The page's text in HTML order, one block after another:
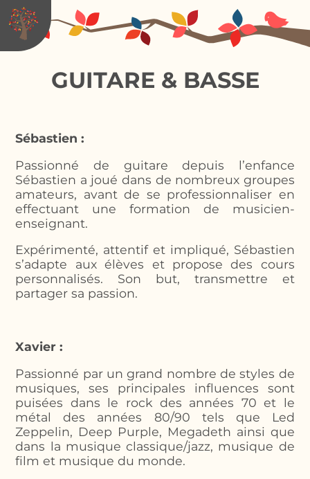
Yoga
Pilates
Sophrologie Relaxation Méditation
Bébé Signes & Jeux de Sons
Astronomie
Programmation de jeux vidéos
Batterie
Guitare & Basse
Chant & Coaching vocal
Eveil Musical, Contes & Signes
Mosaïque
Atelier Arts Plastiques
Les Samedis Créatifs
Programmation de jeux vidéos
GUITARE & BASSE
Sébastien :
Passionné de guitare depuis l’enfance
Sébastien a joué dans de nombreux groupes
amateurs, avant de se professionnaliser en
effectuant une formation de musicien-
enseignant.
Expérimenté, attentif et impliqué, Sébastien
s’adapte aux élèves et propose des cours
personnalisés. Son but, transmettre et
partager sa passion.
Xavier :
Passionné par un grand nombre de styles de
musiques, ses principales influences sont
puisées dans le rock des années 70 et le
métal des années 80/90 tels que Led
Zeppelin, Deep Purple, Megadeth ainsi que
dans la musique classique/jazz, musique de
film et musique du monde.